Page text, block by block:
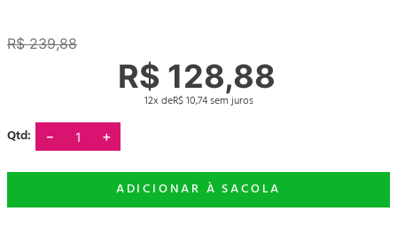
R$ 239,88
R$ 128,88
12 R$10,74
＋
－